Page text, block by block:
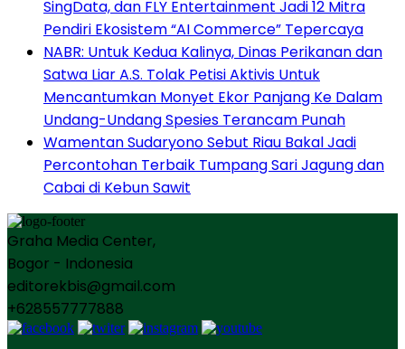
SingData, dan FLY Entertainment Jadi 12 Mitra
Pendiri Ekosistem “AI Commerce” Tepercaya
NABR: Untuk Kedua Kalinya, Dinas Perikanan dan
Satwa Liar A.S. Tolak Petisi Aktivis Untuk
Mencantumkan Monyet Ekor Panjang Ke Dalam
Undang-Undang Spesies Terancam Punah
Wamentan Sudaryono Sebut Riau Bakal Jadi
Percontohan Terbaik Tumpang Sari Jagung dan
Cabai di Kebun Sawit
Graha Media Center,
Bogor - Indonesia
editorekbis@gmail.com
+628557777888